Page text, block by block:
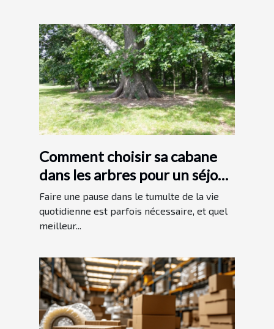
Comment choisir sa cabane
dans les arbres pour un séjour
unique
Faire une pause dans le tumulte de la vie
quotidienne est parfois nécessaire, et quel
meilleur...